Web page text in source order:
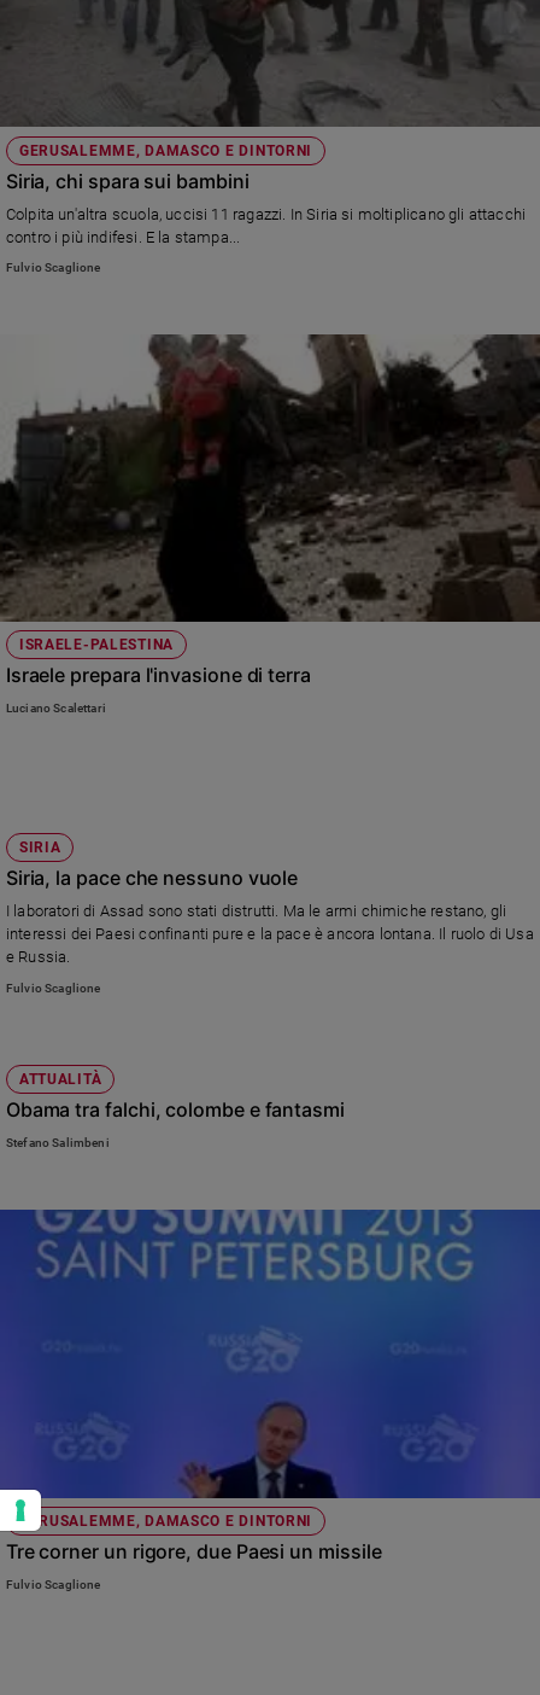
GERUSALEMME, DAMASCO E DINTORNI
Siria, chi spara sui bambini
Colpita un'altra scuola, uccisi 11 ragazzi. In Siria si moltiplicano gli attacchi
contro i più indifesi. E la stampa...
Fulvio Scaglione
ISRAELE-PALESTINA
Israele prepara l'invasione di terra
Luciano Scalettari
SIRIA
Siria, la pace che nessuno vuole
I laboratori di Assad sono stati distrutti. Ma le armi chimiche restano, gli
interessi dei Paesi confinanti pure e la pace è ancora lontana. Il ruolo di Usa
e Russia.
Fulvio Scaglione
ATTUALITÀ
Obama tra falchi, colombe e fantasmi
Stefano Salimbeni
GERUSALEMME, DAMASCO E DINTORNI
Tre corner un rigore, due Paesi un missile
Fulvio Scaglione